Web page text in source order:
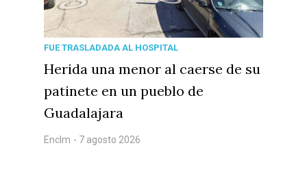
FUE TRASLADADA AL HOSPITAL
Herida una menor al caerse de su
patinete en un pueblo de
Guadalajara
Enclm - 7 agosto 2026